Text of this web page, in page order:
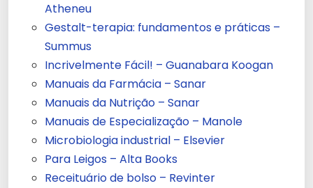
Atheneu
Gestalt-terapia: fundamentos e práticas –
Summus
Incrivelmente Fácil! – Guanabara Koogan
Manuais da Farmácia – Sanar
Manuais da Nutrição – Sanar
Manuais de Especialização – Manole
Microbiologia industrial – Elsevier
Para Leigos – Alta Books
Receituário de bolso – Revinter